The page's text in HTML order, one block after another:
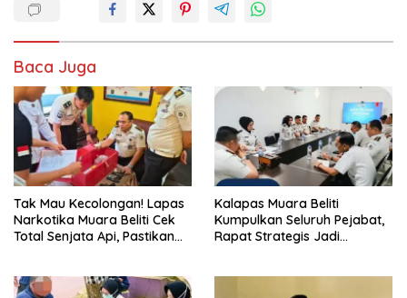
Baca Juga
Tak Mau Kecolongan! Lapas
Narkotika Muara Beliti Cek
Total Senjata Api, Pastikan
Kalapas Muara Beliti
Kumpulkan Seluruh Pejabat,
Rapat Strategis Jadi